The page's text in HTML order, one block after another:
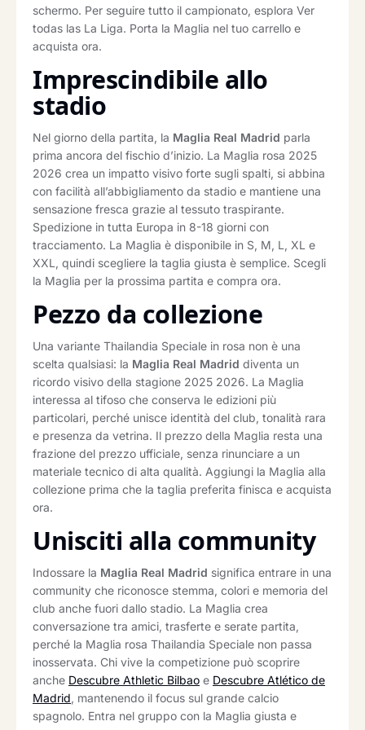
schermo. Per seguire tutto il campionato, esplora Ver
todas las La Liga. Porta la Maglia nel tuo carrello e
acquista ora.
Imprescindibile allo
stadio
Nel giorno della partita, la Maglia Real Madrid parla
prima ancora del fischio d’inizio. La Maglia rosa 2025
2026 crea un impatto visivo forte sugli spalti, si abbina
con facilità all’abbigliamento da stadio e mantiene una
sensazione fresca grazie al tessuto traspirante.
Spedizione in tutta Europa in 8-18 giorni con
tracciamento. La Maglia è disponibile in S, M, L, XL e
XXL, quindi scegliere la taglia giusta è semplice. Scegli
la Maglia per la prossima partita e compra ora.
Pezzo da collezione
Una variante Thailandia Speciale in rosa non è una
scelta qualsiasi: la Maglia Real Madrid diventa un
ricordo visivo della stagione 2025 2026. La Maglia
interessa al tifoso che conserva le edizioni più
particolari, perché unisce identità del club, tonalità rara
e presenza da vetrina. Il prezzo della Maglia resta una
frazione del prezzo ufficiale, senza rinunciare a un
materiale tecnico di alta qualità. Aggiungi la Maglia alla
collezione prima che la taglia preferita finisca e acquista
ora.
Unisciti alla community
Indossare la Maglia Real Madrid significa entrare in una
community che riconosce stemma, colori e memoria del
club anche fuori dallo stadio. La Maglia crea
conversazione tra amici, trasferte e serate partita,
perché la Maglia rosa Thailandia Speciale non passa
inosservata. Chi vive la competizione può scoprire
anche Descubre Athletic Bilbao e Descubre Atlético de
Madrid, mantenendo il focus sul grande calcio
spagnolo. Entra nel gruppo con la Maglia giusta e